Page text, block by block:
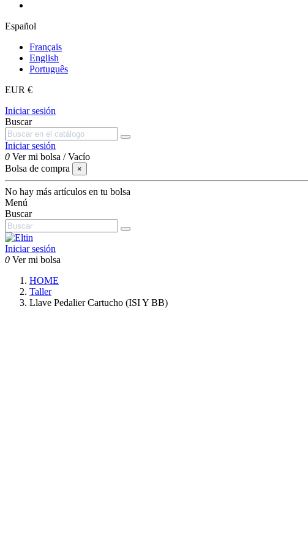
Español
Français
English
Português
EUR €
Iniciar sesión
Buscar
Iniciar sesión
0 Ver mi bolsa /Vacío
Bolsa de compra
×
No hay más artículos en tu bolsa
Menú
Buscar
Iniciar sesión
0 Ver mi bolsa
HOME
Taller
Llave Pedalier Cartucho (ISI Y BB)